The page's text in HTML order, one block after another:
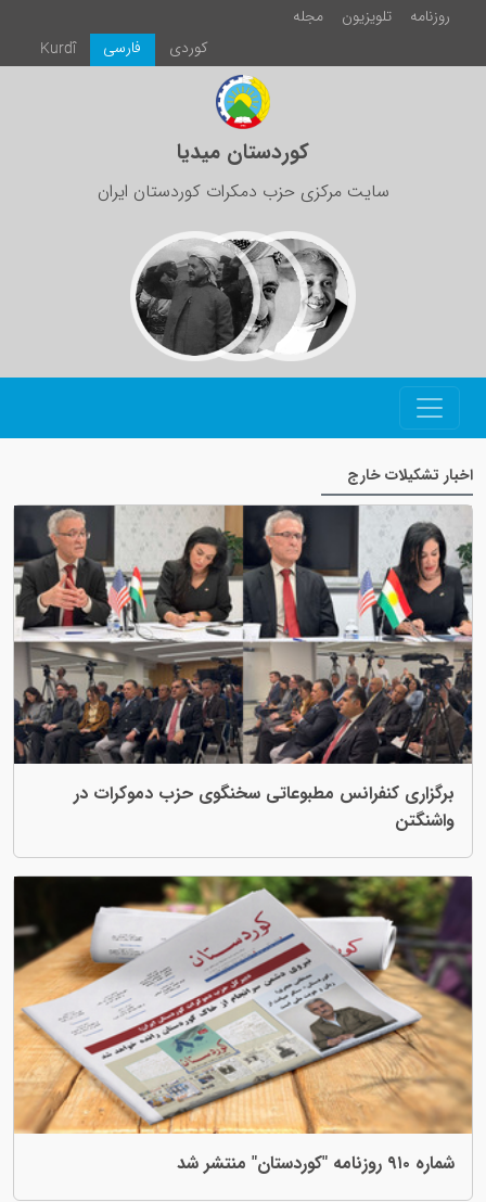
روزنامە تلویزیون
مجلە
Kurdî
فارسی كوردی
کوردستان میدیا
سایت مرکزی حزب دمکرات کوردستان ایران
اخبار تشکیلات خارج
برگزاری کنفرانس مطبوعاتی سخنگوی حزب دموکرات در
واشنگتن
شمارە ٩١٠ روزنامە "کوردستان" منتشر شد